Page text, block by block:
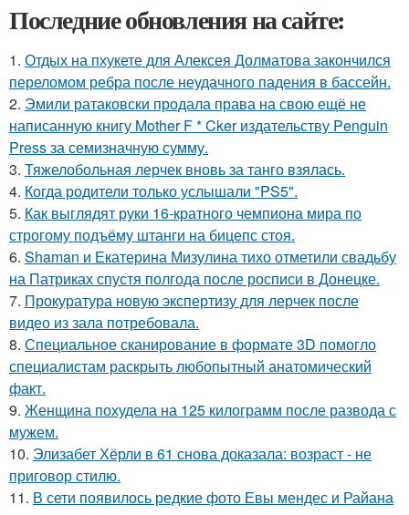
Последние обновления на сайте:
1. Отдых на пхукете для Алексея Долматова закончился
переломом ребра после неудачного падения в бассейн.
2. Эмили ратаковски продала права на свою ещё не
написанную книгу Mother F * Cker издательству Penguin
Press за семизначную сумму.
3. Тяжелобольная лерчек вновь за танго взялась.
4. Когда родители только услышали "PS5".
5. Как выглядят руки 16-кратного чемпиона мира по
строгому подъёму штанги на бицепс стоя.
6. Shaman и Екатерина Мизулина тихо отметили свадьбу
на Патриках спустя полгода после росписи в Донецке.
7. Прокуратура новую экспертизу для лерчек после
видео из зала потребовала.
8. Специальное сканирование в формате 3D помогло
специалистам раскрыть любопытный анатомический
факт.
9. Женщина похудела на 125 килограмм после развода с
мужем.
10. Элизабет Хёрли в 61 снова доказала: возраст - не
приговор стилю.
11. В сети появилось редкие фото Евы мендес и Райана